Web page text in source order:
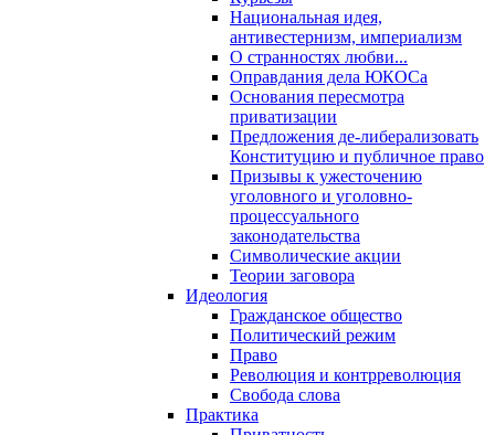
Национальная идея,
антивестернизм, империализм
О странностях любви...
Оправдания дела ЮКОСа
Основания пересмотра
приватизации
Предложения де-либерализовать
Конституцию и публичное право
Призывы к ужесточению
уголовного и уголовно-
процессуального
законодательства
Символические акции
Теории заговора
Идеология
Гражданское общество
Политический режим
Право
Революция и контрреволюция
Свобода слова
Практика